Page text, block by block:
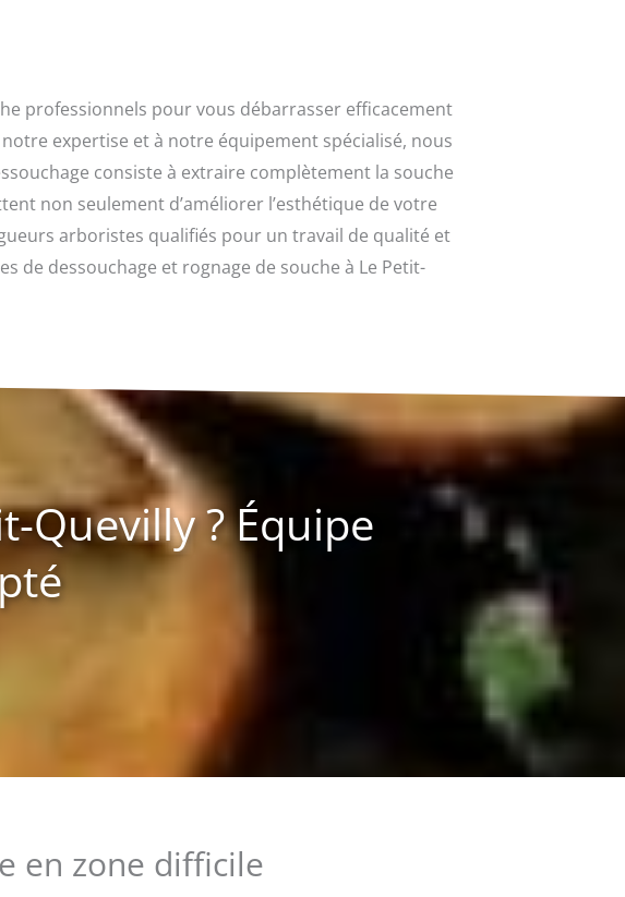
professionnels pour vous débarrasser efficacement
expertise et à notre équipement spécialisé, nous
consiste à extraire complètement la souche
non seulement d’améliorer l’esthétique de votre
arboristes qualifiés pour un travail de qualité et
de dessouchage et rognage de souche à Le Petit-
Quevilly ? Équipe
en zone difficile